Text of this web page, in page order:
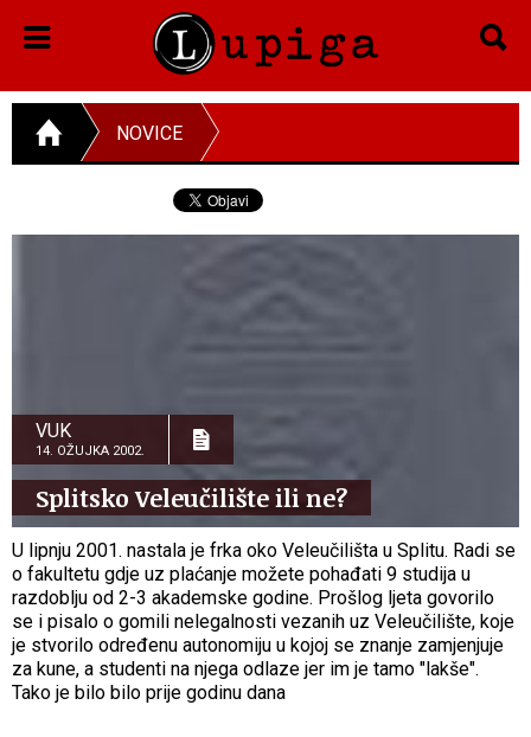
NOVICE
VUK
14. OŽUJKA 2002.
Splitsko Veleučilište ili ne?
U lipnju 2001. nastala je frka oko Veleučilišta u Splitu. Radi se
o fakultetu gdje uz plaćanje možete pohađati 9 studija u
razdoblju od 2-3 akademske godine. Prošlog ljeta govorilo
se i pisalo o gomili nelegalnosti vezanih uz Veleučilište, koje
je stvorilo određenu autonomiju u kojoj se znanje zamjenjuje
za kune, a studenti na njega odlaze jer im je tamo "lakše".
Tako je bilo bilo prije godinu dana